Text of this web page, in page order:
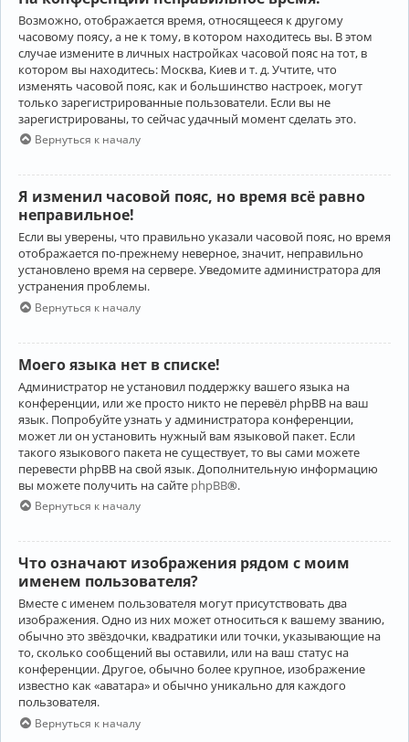
Возможно, отображается время, относящееся к другому
часовому поясу, а не к тому, в котором находитесь вы. В этом
случае измените в личных настройках часовой пояс на тот, в
котором вы находитесь: Москва, Киев и т. д. Учтите, что
изменять часовой пояс, как и большинство настроек, могут
только зарегистрированные пользователи. Если вы не
зарегистрированы, то сейчас удачный момент сделать это.
Вернуться к началу
Я изменил часовой пояс, но время всё равно
неправильное!
Если вы уверены, что правильно указали часовой пояс, но время
отображается по-прежнему неверное, значит, неправильно
установлено время на сервере. Уведомите администратора для
устранения проблемы.
Вернуться к началу
Моего языка нет в списке!
Администратор не установил поддержку вашего языка на
конференции, или же просто никто не перевёл phpBB на ваш
язык. Попробуйте узнать у администратора конференции,
может ли он установить нужный вам языковой пакет. Если
такого языкового пакета не существует, то вы сами можете
перевести phpBB на свой язык. Дополнительную информацию
вы можете получить на сайте phpBB®.
Вернуться к началу
Что означают изображения рядом с моим
именем пользователя?
Вместе с именем пользователя могут присутствовать два
изображения. Одно из них может относиться к вашему званию,
обычно это звёздочки, квадратики или точки, указывающие на
то, сколько сообщений вы оставили, или на ваш статус на
конференции. Другое, обычно более крупное, изображение
известно как «аватара» и обычно уникально для каждого
пользователя.
Вернуться к началу